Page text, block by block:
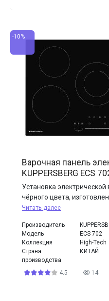
-10%
Варочная панель
KUPPERSBERG ECS
Установка
чёрного цвета,
Читать далее
Производитель
Модель
ECS 702
Коллекция
High-Tech
Страна
производства
КИТАЙ
4.5 14